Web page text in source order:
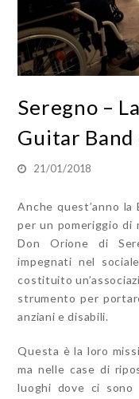
Seregno –
Guitar
21/01/2018
Anche quest’anno la
per un pomeriggio di
Don Orione di
impegnati nel
costituito
strumento per
anziani e disabili.
Questa è la loro
ma nelle case di
luoghi dove ci sono